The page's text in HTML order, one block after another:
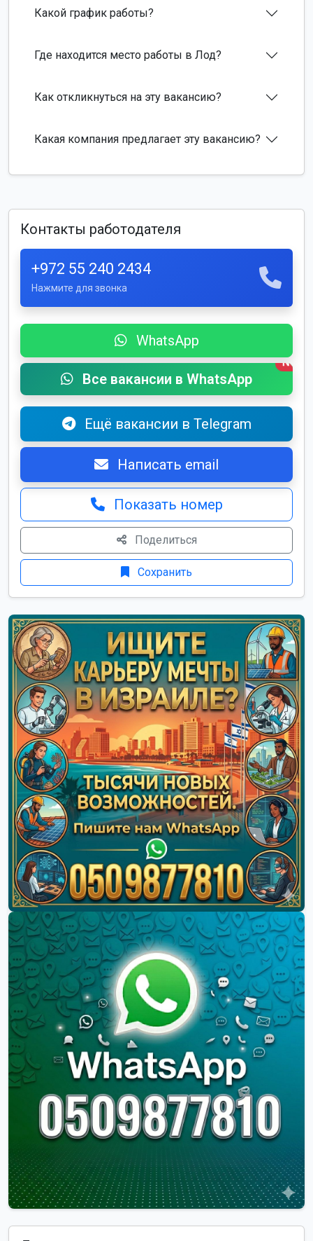
Какой график работы?
Где находится место работы в Лод?
Как откликнуться на эту вакансию?
Какая компания предлагает эту вакансию?
Контакты работодателя
+972 55 240 2434
Нажмите для звонка
WhatsApp
Все вакансии в WhatsApp
New
Ещё вакансии в Telegram
Написать email
Показать номер
Поделиться
Сохранить